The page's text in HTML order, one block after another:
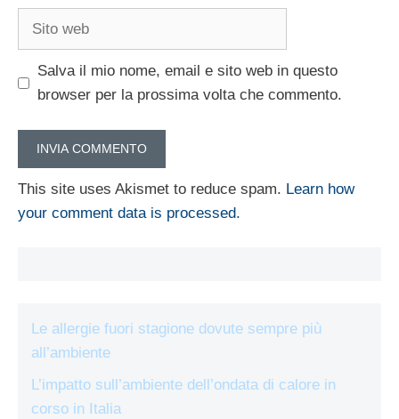
Sito
Salva il mio nome, email e sito web in questo
browser per la prossima volta che commento.
This site uses Akismet to reduce spam. Learn how
your comment data is processed.
Le allergie fuori stagione dovute sempre più
all’ambiente
L’impatto sull’ambiente dell’ondata di calore in
corso in Italia